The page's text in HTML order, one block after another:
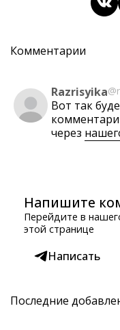
Комментарии
Razrisyika
Вот так
через
Напишите
Перейдите в
этой странице
Написать
Последние